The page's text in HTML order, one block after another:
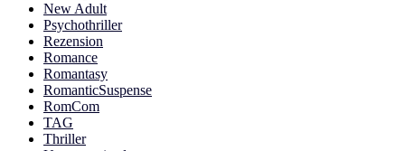
New Adult
Psychothriller
Rezension
Romance
Romantasy
RomanticSuspense
RomCom
TAG
Thriller